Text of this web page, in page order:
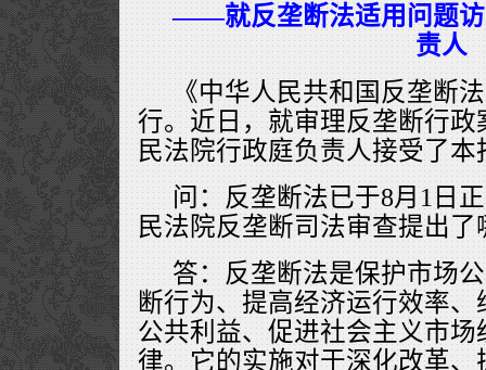
——就反垄断法适用问题访
责人
《中华人民共和国反垄断
行。近日，就审理反垄断行
民法院行政庭负责人接受了
问：反垄断法已于8月1日
民法院反垄断司法审查提出了
答：反垄断法是保护市场
断行为、提高经济运行效率
公共利益、促进社会主义市
律。它的实施对于深化改革